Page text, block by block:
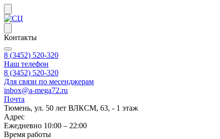
Контакты
8 (3452) 520-320
Наш телефон
8 (3452) 520-320
Для связи по месенджерам
inbox@a-mega72.ru
Почта
Тюмень, ул. 50 лет ВЛКСМ, 63, - 1 этаж
Адрес
Ежедневно 10:00 – 22:00
Время работы